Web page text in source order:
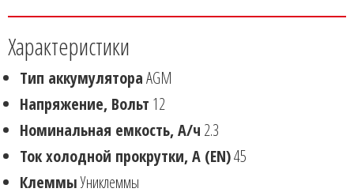
Характеристики
Тип аккумулятораAGM
Напряжение, Вольт 12
Номинальная емкость, А/ч 2.3
Ток холодной прокрутки, А (EN)45
КлеммыУниклеммы